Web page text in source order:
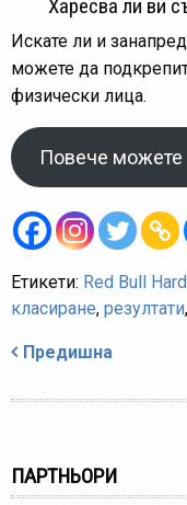
Харесва ли ви
Искате ли и
можете да
физически лица.
Повече можете
Етикети: Red Bull
класиране, резултати,
Предишна
ПАРТНЬОРИ